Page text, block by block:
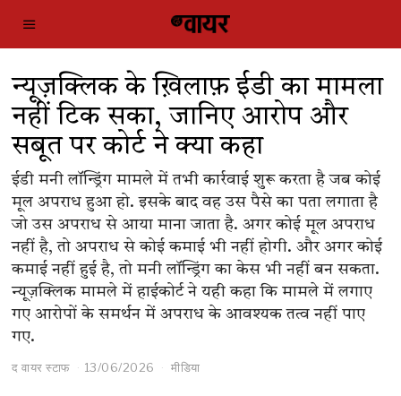
न्यूज़क्लिक के ख़िलाफ़ ईडी का मामला
नहीं टिक सका, जानिए आरोप और
सबूत पर कोर्ट ने क्या कहा
ईडी मनी लॉन्ड्रिंग मामले में तभी कार्रवाई शुरू करता है जब कोई
मूल अपराध हुआ हो. इसके बाद वह उस पैसे का पता लगाता है
जो उस अपराध से आया माना जाता है. अगर कोई मूल अपराध
नहीं है, तो अपराध से कोई कमाई भी नहीं होगी. और अगर कोई
कमाई नहीं हुई है, तो मनी लॉन्ड्रिंग का केस भी नहीं बन सकता.
न्यूज़क्लिक मामले में हाईकोर्ट ने यही कहा कि मामले में लगाए
गए आरोपों के समर्थन में अपराध के आवश्यक तत्व नहीं पाए
गए.
द वायर स्टाफ 13/06/2026 मीडिया